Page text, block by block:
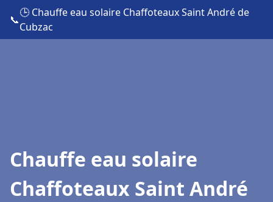
📞
🕒 Chauffe eau solaire Chaffoteaux Saint André de
Cubzac
Chauffe eau solaire
Chaffoteaux Saint André